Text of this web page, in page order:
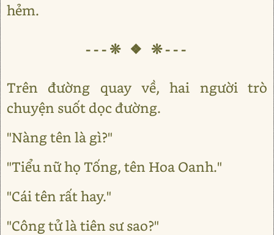
hẻm.
---❊ ❖ ❊---
Trên đường quay về, hai người trò
chuyện suốt dọc đường.
"Nàng tên là gì?"
"Tiểu nữ họ Tống, tên Hoa Oanh."
"Cái tên rất hay."
"Công tử là tiên sư sao?"